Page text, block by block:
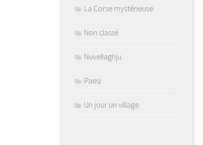
La Corse mystérieuse
Non classé
Nuvellaghju
Paesi
Un jour un village